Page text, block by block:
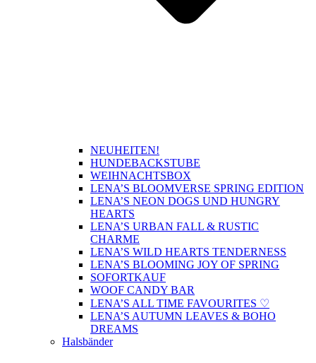
NEUHEITEN!
HUNDEBACKSTUBE
WEIHNACHTSBOX
LENA’S BLOOMVERSE SPRING EDITION
LENA’S NEON DOGS UND HUNGRY
HEARTS
LENA’S URBAN FALL & RUSTIC
CHARME
LENA’S WILD HEARTS TENDERNESS
LENA’S BLOOMING JOY OF SPRING
SOFORTKAUF
WOOF CANDY BAR
LENA’S ALL TIME FAVOURITES ♡
LENA’S AUTUMN LEAVES & BOHO
DREAMS
Halsbänder